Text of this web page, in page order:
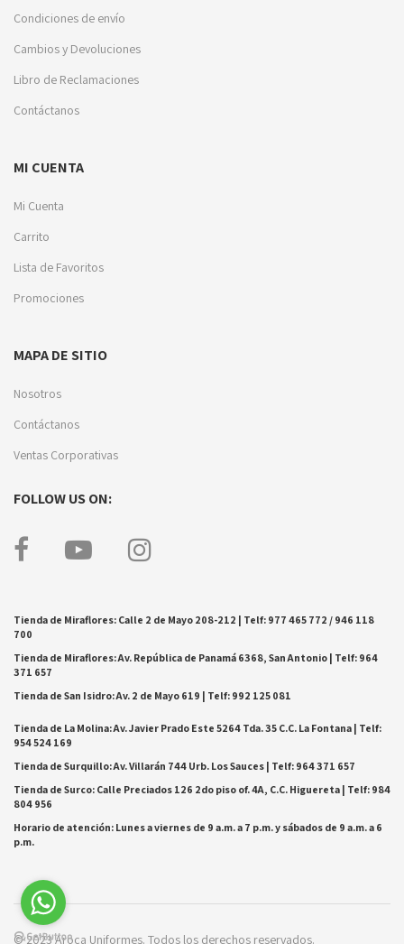
Condiciones de envío
Cambios y Devoluciones
Libro de Reclamaciones
Contáctanos
MI CUENTA
Mi Cuenta
Carrito
Lista de Favoritos
Promociones
MAPA DE SITIO
Nosotros
Contáctanos
Ventas Corporativas
FOLLOW US ON:
Tienda de Miraflores: Calle 2 de Mayo 208-212 | Telf: 977 465 772 / 946 118
700
Tienda de Miraflores: Av. República de Panamá 6368, San Antonio | Telf: 964
371 657
Tienda de San Isidro: Av. 2 de Mayo 619 | Telf: 992 125 081
Tienda de La Molina: Av. Javier Prado Este 5264 Tda. 35 C.C. La Fontana | Telf:
954 524 169
Tienda de Surquillo: Av. Villarán 744 Urb. Los Sauces | Telf: 964 371 657
Tienda de Surco: Calle Preciados 126 2do piso of. 4A, C.C. Higuereta | Telf: 984
804 956
Horario de atención: Lunes a viernes de 9 a.m. a 7 p.m. y sábados de 9 a.m. a 6
p.m.
© 2023 Aroca Uniformes. Todos los derechos reservados.